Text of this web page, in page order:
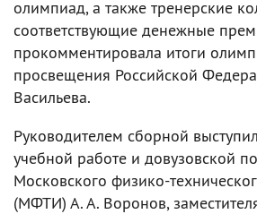
олимпиад, а также тренерские
соответствующие денежные
прокомментировала итоги
просвещения Российской
Васильева.
Руководителем сборной
учебной работе и довузовской
Московского физико-
(МФТИ) А. А. Воронов,